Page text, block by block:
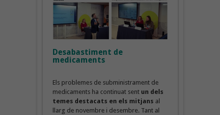
Desabastiment de
medicaments
Els problemes de subministrament de
medicaments ha continuat sent un dels
temes destacats en els mitjans al
llarg de novembre i desembre. Tant al